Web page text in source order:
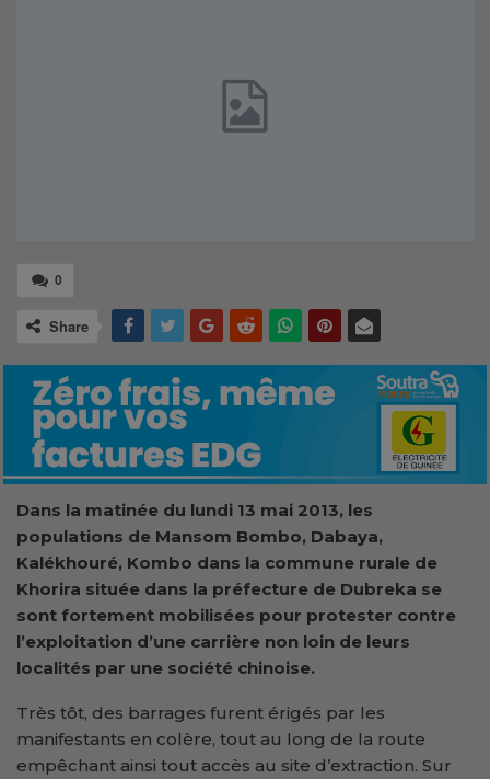
0
Share
Dans la matinée du lundi 13 mai 2013, les
populations de Mansom Bombo, Dabaya,
Kalékhouré, Kombo dans la commune rurale de
Khorira située dans la préfecture de Dubreka se
sont fortement mobilisées pour protester contre
l’exploitation d’une carrière non loin de leurs
localités par une société chinoise.
Très tôt, des barrages furent érigés par les
manifestants en colère, tout au long de la route
empêchant ainsi tout accès au site d’extraction. Sur